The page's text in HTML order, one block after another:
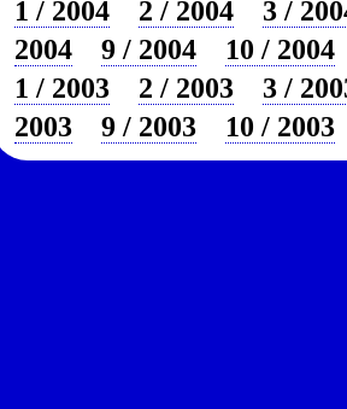
1 / 2004 2 / 2004
3 /
2004
9 / 2004
10 / 2004
1 / 2003
2 / 2003
3 /
2003
9 / 2003 10 / 2003